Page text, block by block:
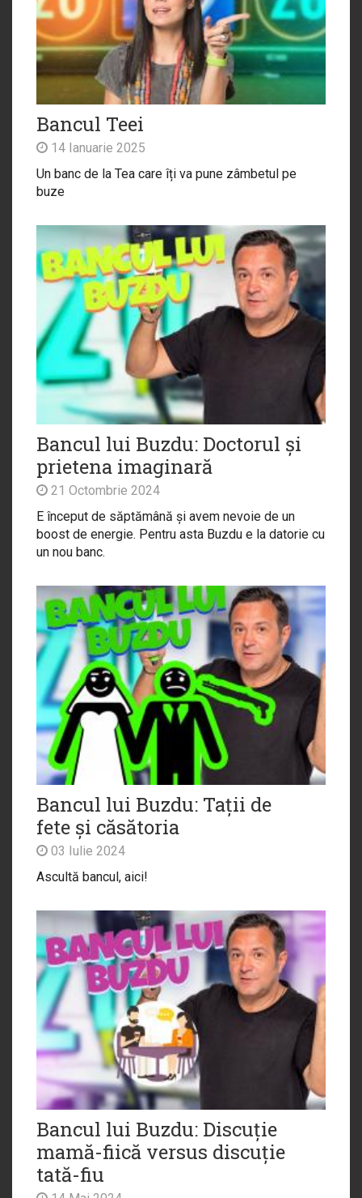
Bancul Teei
14 Ianuarie 2025
Un banc de la Tea care îți va pune zâmbetul pe
buze
Bancul lui Buzdu: Doctorul și
prietena imaginară
21 Octombrie 2024
E început de săptămână și avem nevoie de un
boost de energie. Pentru asta Buzdu e la datorie cu
un nou banc.
Bancul lui Buzdu: Tații de
fete și căsătoria
03 Iulie 2024
Ascultă bancul, aici!
Bancul lui Buzdu: Discuție
mamă-fiică versus discuție
tată-fiu